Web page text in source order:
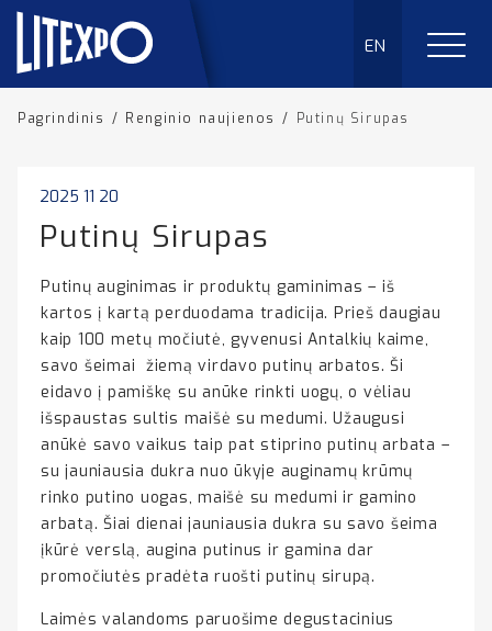
EN
Pagrindinis / Renginio naujienos / Putinų Sirupas
2025 11 20
Putinų Sirupas
Putinų auginimas ir produktų gaminimas – iš
kartos į kartą perduodama tradicija. Prieš daugiau
kaip 100 metų močiutė, gyvenusi Antalkių kaime,
savo šeimai žiemą virdavo putinų arbatos. Ši
eidavo į pamiškę su anūke rinkti uogų, o vėliau
išspaustas sultis maišė su medumi. Užaugusi
anūkė savo vaikus taip pat stiprino putinų arbata –
su jauniausia dukra nuo ūkyje auginamų krūmų
rinko putino uogas, maišė su medumi ir gamino
arbatą. Šiai dienai jauniausia dukra su savo šeima
įkūrė verslą, augina putinus ir gamina dar
promočiutės pradėta ruošti putinų sirupą.
Laimės valandoms paruošime degustacinius